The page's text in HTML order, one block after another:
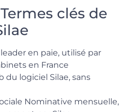
clés de
leader en paie, utilisé par
en France
du logiciel Silae, sans
Nominative mensuelle,